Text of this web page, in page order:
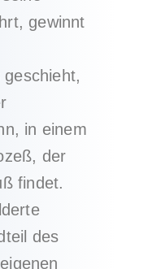
gewinnt
in einem
der
findet.
des